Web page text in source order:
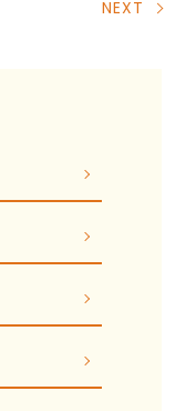
NEXT